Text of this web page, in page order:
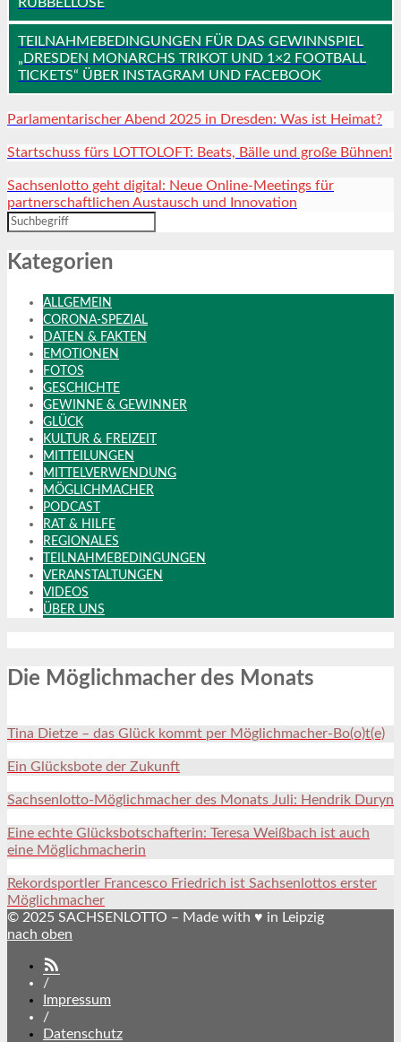
TEILNAHMEBEDINGUNGEN FÜR DAS GEWINNSPIEL
„DRESDEN MONARCHS TRIKOT UND 1×2 FOOTBALL
TICKETS“ ÜBER INSTAGRAM UND FACEBOOK
Parlamentarischer Abend 2025 in Dresden: Was ist Heimat?
Startschuss fürs LOTTOLOFT: Beats, Bälle und große Bühnen!
Sachsenlotto geht digital: Neue Online-Meetings für
partnerschaftlichen Austausch und Innovation
Kategorien
ALLGEMEIN
CORONA-SPEZIAL
DATEN & FAKTEN
EMOTIONEN
FOTOS
GESCHICHTE
GEWINNE & GEWINNER
GLÜCK
KULTUR & FREIZEIT
MITTEILUNGEN
MITTELVERWENDUNG
MÖGLICHMACHER
PODCAST
RAT & HILFE
REGIONALES
TEILNAHMEBEDINGUNGEN
VERANSTALTUNGEN
VIDEOS
ÜBER UNS
Die Möglichmacher des Monats
Tina Dietze – das Glück kommt per Möglichmacher-Bo(o)t(e)
Ein Glücksbote der Zukunft
Sachsenlotto-Möglichmacher des Monats Juli: Hendrik Duryn
Eine echte Glücksbotschafterin: Teresa Weißbach ist auch
eine Möglichmacherin
Rekordsportler Francesco Friedrich ist Sachsenlottos erster
Möglichmacher
© 2025 SACHSENLOTTO – Made with ♥ in Leipzig
nach oben
/
Impressum
/
Datenschutz